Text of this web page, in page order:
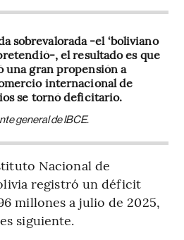
sobrevalorada -el ‘boliviano
, el resultado es que
una gran propensión a
internacional de
se tornó deficitario.
general de IBCE.
Nacional de
registró un déficit
millones a julio de 2025,
siguiente.